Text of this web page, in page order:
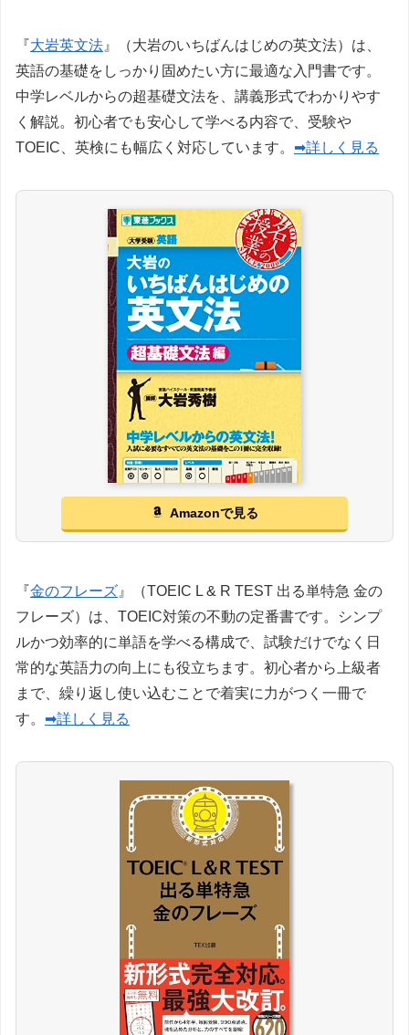
『大岩英文法』（大岩のいちばんはじめの英文法）は、
英語の基礎をしっかり固めたい方に最適な入門書です。
中学レベルからの超基礎文法を、講義形式でわかりやす
く解説。初心者でも安心して学べる内容で、受験や
TOEIC、英検にも幅広く対応しています。 ➡詳しく見る
Amazonで見る
『金のフレーズ』（TOEIC L & R TEST 出る単特急 金の
フレーズ）は、TOEIC対策の不動の定番書です。シンプ
ルかつ効率的に単語を学べる構成で、試験だけでなく日
常的な英語力の向上にも役立ちます。初心者から上級者
まで、繰り返し使い込むことで着実に力がつく一冊で
す。 ➡詳しく見る